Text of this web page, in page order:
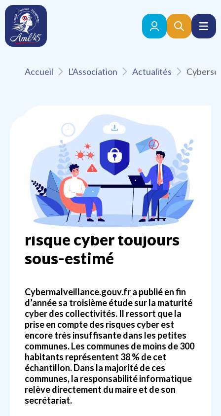
Accueil L'Association Actualités
Retour aux actualités
Partenaires Publié le 27 Janvier 2025
Cybersécurité : un
risque cyber toujours
sous-estimé
Cybermalveillance.gouv.fra publié en fin
d’année sa troisième étude sur la maturité
cyber des collectivités. Il ressort que la
prise en compte des risques cyber est
encore très insuffisante dans les petites
communes. Les communes de moins de 300
habitants représentent 38 % de cet
échantillon. Dans la majorité de ces
communes, la responsabilité informatique
relève directement du maire et de son
secrétariat.